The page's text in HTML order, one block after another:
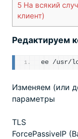
5 На всякий
клиент)
Редактируем
ee /usr/
Изменяем (или
параметры
TLS
ForcePassiveIP